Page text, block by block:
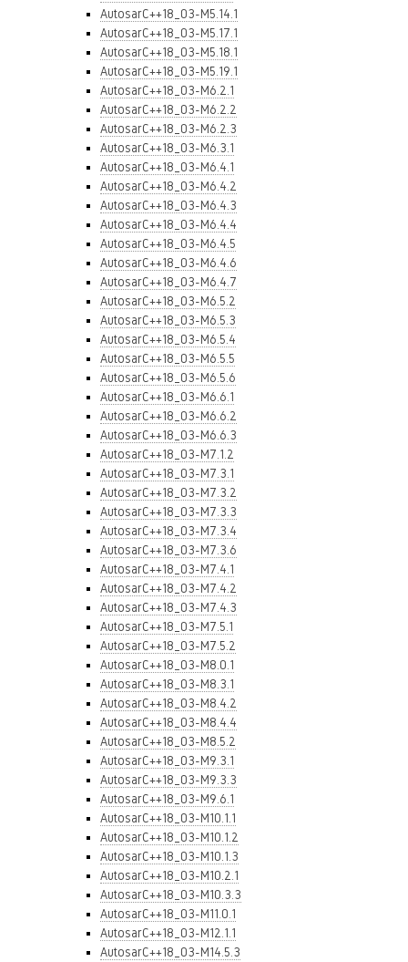
AutosarC++18_03-M5.14.1
AutosarC++18_03-M5.17.1
AutosarC++18_03-M5.18.1
AutosarC++18_03-M5.19.1
AutosarC++18_03-M6.2.1
AutosarC++18_03-M6.2.2
AutosarC++18_03-M6.2.3
AutosarC++18_03-M6.3.1
AutosarC++18_03-M6.4.1
AutosarC++18_03-M6.4.2
AutosarC++18_03-M6.4.3
AutosarC++18_03-M6.4.4
AutosarC++18_03-M6.4.5
AutosarC++18_03-M6.4.6
AutosarC++18_03-M6.4.7
AutosarC++18_03-M6.5.2
AutosarC++18_03-M6.5.3
AutosarC++18_03-M6.5.4
AutosarC++18_03-M6.5.5
AutosarC++18_03-M6.5.6
AutosarC++18_03-M6.6.1
AutosarC++18_03-M6.6.2
AutosarC++18_03-M6.6.3
AutosarC++18_03-M7.1.2
AutosarC++18_03-M7.3.1
AutosarC++18_03-M7.3.2
AutosarC++18_03-M7.3.3
AutosarC++18_03-M7.3.4
AutosarC++18_03-M7.3.6
AutosarC++18_03-M7.4.1
AutosarC++18_03-M7.4.2
AutosarC++18_03-M7.4.3
AutosarC++18_03-M7.5.1
AutosarC++18_03-M7.5.2
AutosarC++18_03-M8.0.1
AutosarC++18_03-M8.3.1
AutosarC++18_03-M8.4.2
AutosarC++18_03-M8.4.4
AutosarC++18_03-M8.5.2
AutosarC++18_03-M9.3.1
AutosarC++18_03-M9.3.3
AutosarC++18_03-M9.6.1
AutosarC++18_03-M10.1.1
AutosarC++18_03-M10.1.2
AutosarC++18_03-M10.1.3
AutosarC++18_03-M10.2.1
AutosarC++18_03-M10.3.3
AutosarC++18_03-M11.0.1
AutosarC++18_03-M12.1.1
AutosarC++18_03-M14.5.3